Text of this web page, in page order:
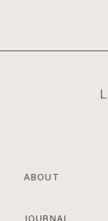
ABOUT
JOURNAL